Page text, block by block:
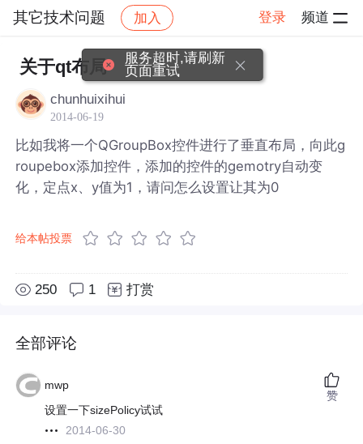
其它技术问题 加入 登录 频道
社区 其它技术问题 帖子详情
关于qt布局
chunhuixihui
2014-06-19
比如我将一个QGroupBox控件进行了垂直布局，向此g
roupebox添加控件，添加的控件的gemotry自动变
化，定点x、y值为1，请问怎么设置让其为0
给本帖投票
250 1 打赏
全部评论
mwp
设置一下sizePolicy试试
2014-06-30
赞
服务超时,请刷新
页面重试